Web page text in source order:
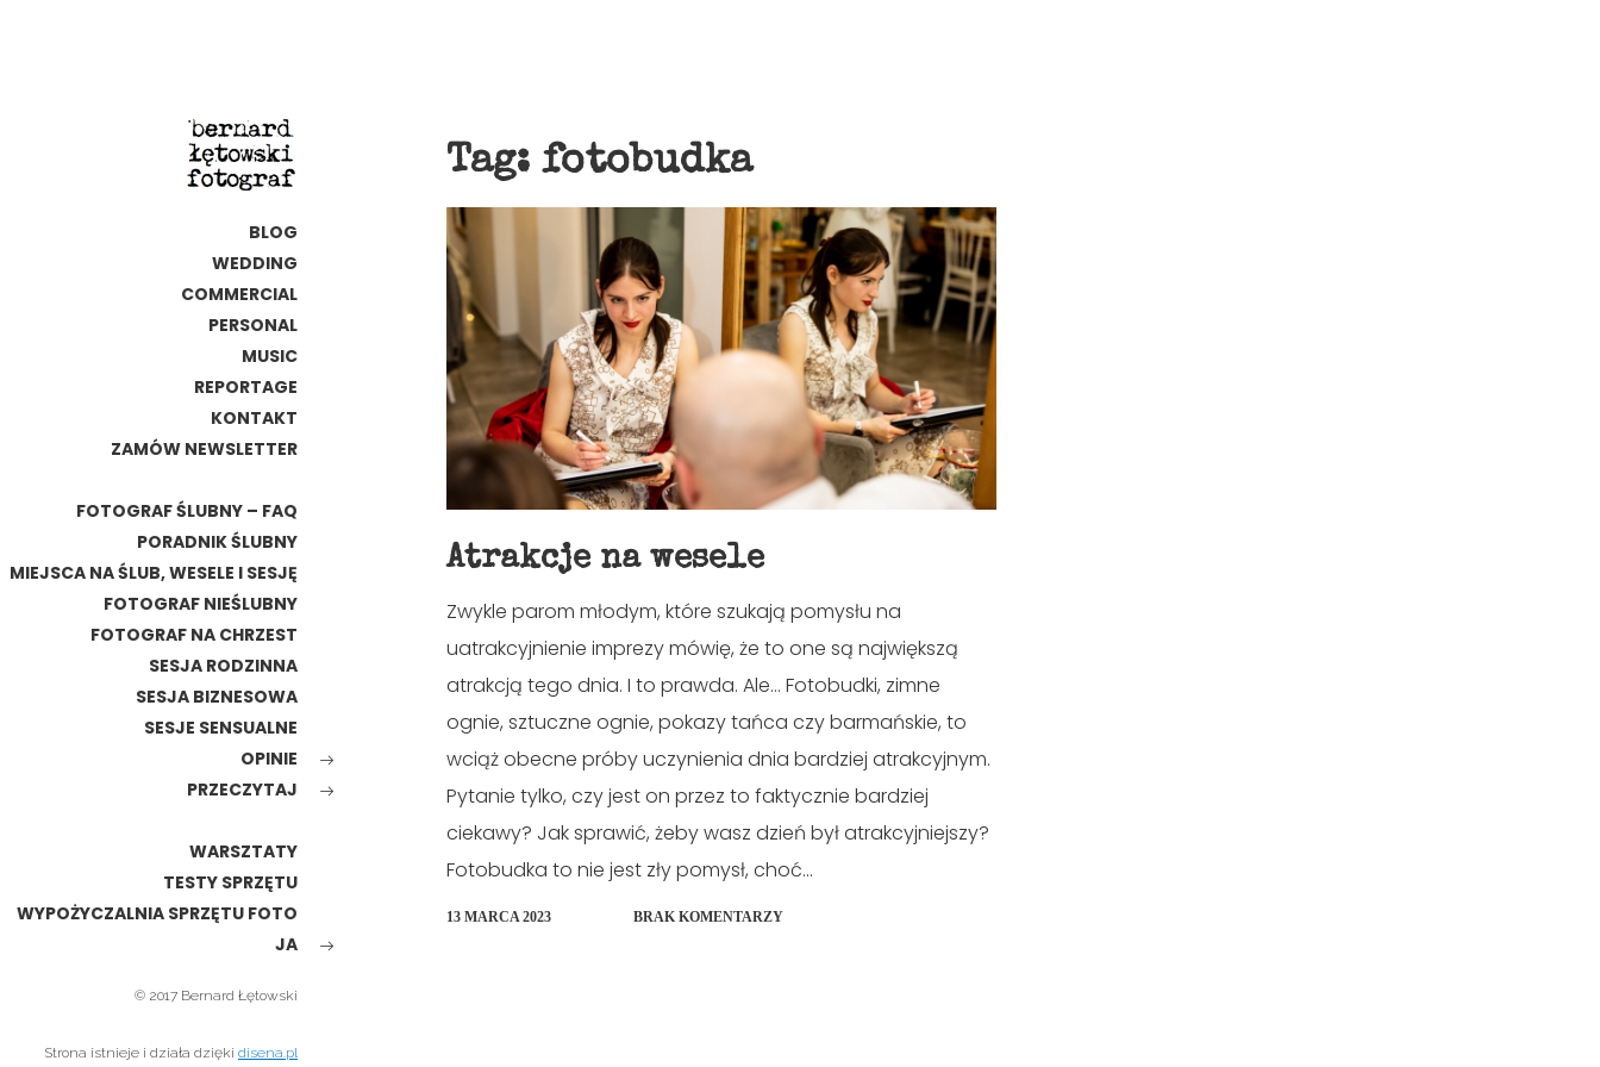
BLOG
WEDDING
COMMERCIAL
PERSONAL
MUSIC
REPORTAGE
KONTAKT
ZAMÓW NEWSLETTER
FOTOGRAF ŚLUBNY – FAQ
PORADNIK ŚLUBNY
MIEJSCA NA ŚLUB, WESELE I SESJĘ
FOTOGRAF NIEŚLUBNY
FOTOGRAF NA CHRZEST
SESJA RODZINNA
SESJA BIZNESOWA
SESJE SENSUALNE
OPINIE
PRZECZYTAJ
WARSZTATY
TESTY SPRZĘTU
WYPOŻYCZALNIA SPRZĘTU FOTO
JA
© 2017 Bernard Łętowski
Strona istnieje i działa dzięki disena.pl
Tag: fotobudka
Atrakcje na wesele
Zwykle parom młodym, które szukają pomysłu na
uatrakcyjnienie imprezy mówię, że to one są największą
atrakcją tego dnia. I to prawda. Ale... Fotobudki, zimne
ognie, sztuczne ognie, pokazy tańca czy barmańskie, to
wciąż obecne próby uczynienia dnia bardziej atrakcyjnym.
Pytanie tylko, czy jest on przez to faktycznie bardziej
ciekawy? Jak sprawić, żeby wasz dzień był atrakcyjniejszy?
Fotobudka to nie jest zły pomysł, choć...
13 MARCA 2023 BRAK KOMENTARZY